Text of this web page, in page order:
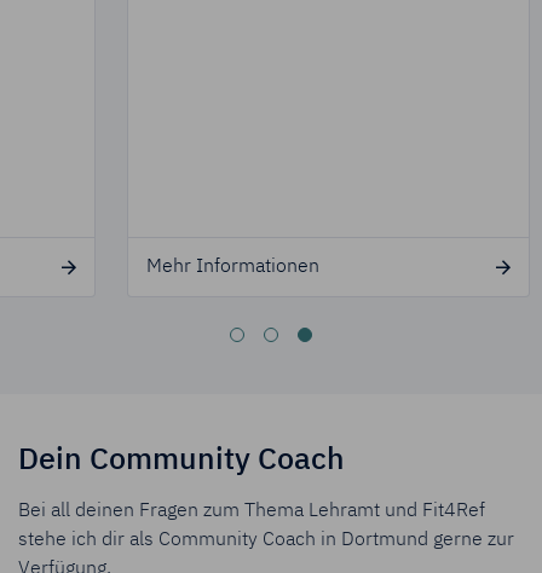
Mehr Informationen
Dein Community Coach
Bei all deinen Fragen zum Thema Lehramt und Fit4Ref
stehe ich dir als Community Coach in Dortmund gerne zur